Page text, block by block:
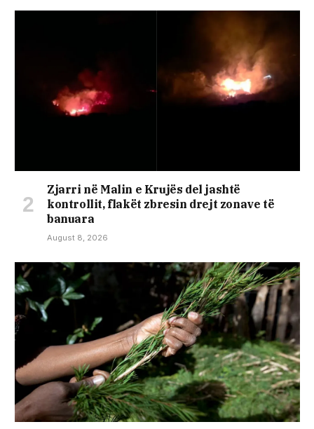
Zjarri në Malin e Krujës del jashtë
kontrollit, flakët zbresin drejt zonave të
banuara
August 8, 2026